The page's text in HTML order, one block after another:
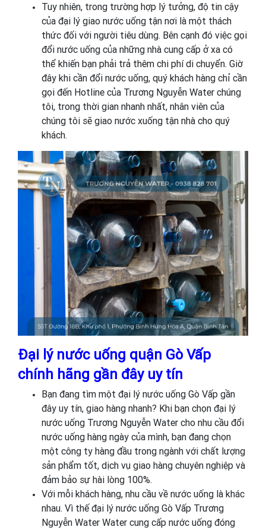
Tuy nhiên, trong trường hợp lý tưởng, độ tin cậy
của đại lý giao nước uống tận nơi là một thách
thức đối với người tiêu dùng. Bên cạnh đó việc gọi
đổi nước uống của những nhà cung cấp ở xa có
thể khiến bạn phải trả thêm chi phí di chuyển. Giờ
đây khi cần đổi nước uống, quý khách hàng chỉ cần
gọi đến Hotline của Trương Nguyễn Water chúng
tôi, trong thời gian nhanh nhất, nhân viên của
chúng tôi sẽ giao nước xuống tận nhà cho quý
khách.
Đại lý nước uống quận Gò Vấp
chính hãng gần đây uy tín
Bạn đang tìm một đại lý nước uống Gò Vấp gần
đây uy tín, giao hàng nhanh? Khi bạn chọn đại lý
nước uống Trương Nguyễn Water cho nhu cầu đổi
nước uống hàng ngày của mình, bạn đang chọn
một công ty hàng đầu trong ngành với chất lượng
sản phẩm tốt, dịch vụ giao hàng chuyên nghiệp và
đảm bảo sự hài lòng 100%.
Với mỗi khách hàng, nhu cầu về nước uống là khác
nhau. Vì thế đại lý nước uống Gò Vấp Trương
Nguyễn Water Water cung cấp nước uống đóng